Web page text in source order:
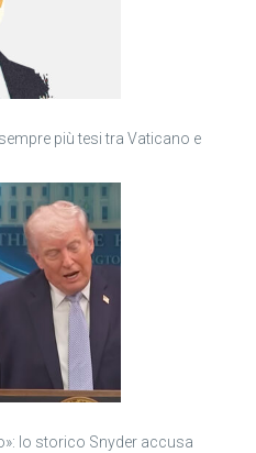
più tesi tra Vaticano e
lo storico Snyder accusa